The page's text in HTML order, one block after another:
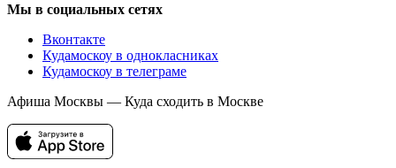
Мы в социальных сетях
Вконтакте
Кудамоскоу в однокласниках
Кудамоскоу в телеграме
Афиша Москвы — Куда сходить в Москве